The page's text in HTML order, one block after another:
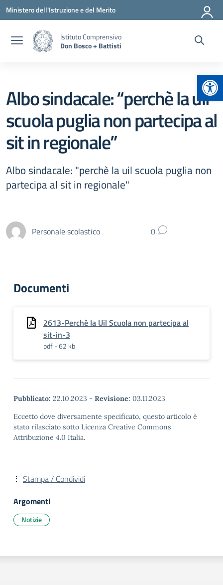
Vai ai contenuti
Vai al menu di navigazione
Vai al footer
Ministero dell'Istruzione e del Merito
Istituto Comprensivo
Don Bosco + Battisti
Albo sindacale: “perchè la uil
scuola puglia non partecipa al
sit in regionale”
Albo sindacale: "perchè la uil scuola puglia non
partecipa al sit in regionale"
Personale scolastico 0
Documenti
2613-Perchè la Uil Scuola non partecipa al
sit-in-3
pdf - 62 kb
Pubblicato: 22.10.2023 - Revisione: 03.11.2023
Eccetto dove diversamente specificato, questo articolo è
stato rilasciato sotto Licenza Creative Commons
Attribuzione 4.0 Italia.
Stampa / Condividi
Argomenti
Notizie